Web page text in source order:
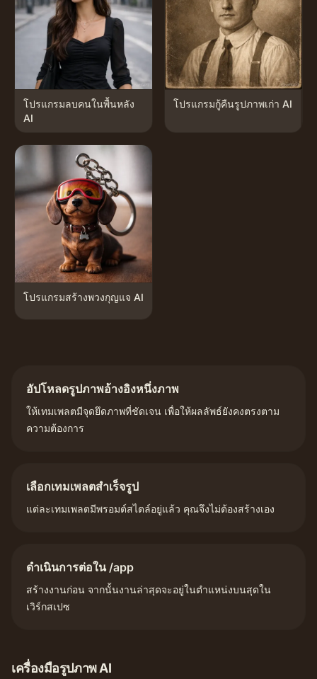
โปรแกรมลบคนในพื้นหลัง
AI
โปรแกรมกู้คืนรูปภาพเก่า AI
โปรแกรมสร้างพวงกุญแจ AI
อัปโหลดรูปภาพอ้างอิงหนึ่งภาพ
ให้เทมเพลตมีจุดยึดภาพที่ชัดเจน เพื่อให้ผลลัพธ์ยังคงตรงตาม
ความต้องการ
เลือกเทมเพลตสำเร็จรูป
แต่ละเทมเพลตมีพรอมต์สไตล์อยู่แล้ว คุณจึงไม่ต้องสร้างเอง
ดำเนินการต่อใน /app
สร้างงานก่อน จากนั้นงานล่าสุดจะอยู่ในตำแหน่งบนสุดใน
เวิร์กสเปซ
เครื่องมือรูปภาพ AI